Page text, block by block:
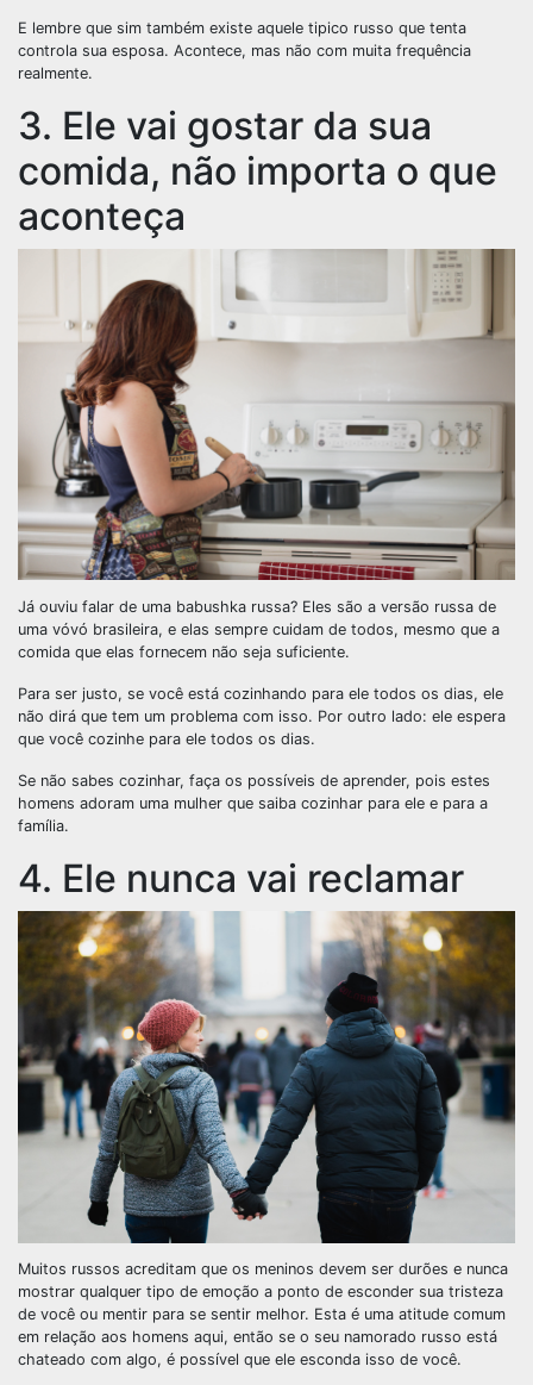
E lembre que sim também existe aquele tipico russo que tenta
controla sua esposa. Acontece, mas não com muita frequência
realmente.
3. Ele vai gostar da sua
comida, não importa o que
aconteça
Já ouviu falar de uma babushka russa? Eles são a versão russa de
uma vóvó brasileira, e elas sempre cuidam de todos, mesmo que a
comida que elas fornecem não seja suficiente.
Para ser justo, se você está cozinhando para ele todos os dias, ele
não dirá que tem um problema com isso. Por outro lado: ele espera
que você cozinhe para ele todos os dias.
Se não sabes cozinhar, faça os possíveis de aprender, pois estes
homens adoram uma mulher que saiba cozinhar para ele e para a
família.
4. Ele nunca vai reclamar
Muitos russos acreditam que os meninos devem ser durões e nunca
mostrar qualquer tipo de emoção a ponto de esconder sua tristeza
de você ou mentir para se sentir melhor. Esta é uma atitude comum
em relação aos homens aqui, então se o seu namorado russo está
chateado com algo, é possível que ele esconda isso de você.